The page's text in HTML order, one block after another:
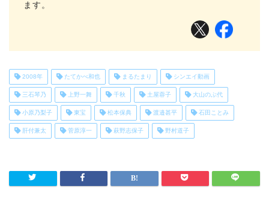
ます。
2008年 たてかべ和也 まるたまり シンエイ動画
三石琴乃 上野一舞 千秋 土屋蓉子 大山のぶ代
小原乃梨子 東宝 松本保典 渡邉甚平 石田ことみ
肝付兼太 菅原淳一 萩野志保子 野村道子